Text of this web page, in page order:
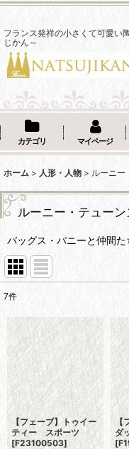
フランス発祥の小さくて可愛い
じかん～
カテゴリ マイページ
ホーム > 人形・人物 > ルーニー
ルーニー・テューン
バッグス・バニーと仲間た
並び順:
7件
【フェーブ】トゥイー
ティー スポーツ
[F23100503]
【
ダ
[